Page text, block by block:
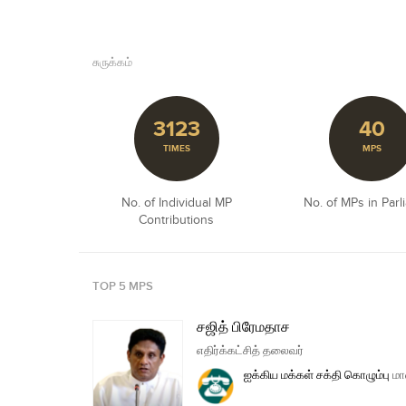
சுருக்கம்
3123
TIMES
No. of Individual MP
Contributions
40
MPS
No. of MPs in
TOP 5 MPS
சஜித் பிரேமதாச
எதிர்க்கட்சித் தலைவர்
ஐக்கிய மக்கள் சக்திகொழும்பு